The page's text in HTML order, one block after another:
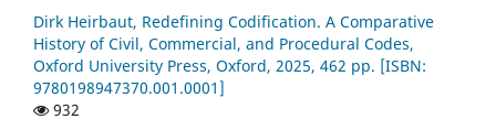
Dirk Heirbaut, Redefining Codification. A Comparative
History of Civil, Commercial, and Procedural Codes,
Oxford University Press, Oxford, 2025, 462 pp. [ISBN:
9780198947370.001.0001]
932